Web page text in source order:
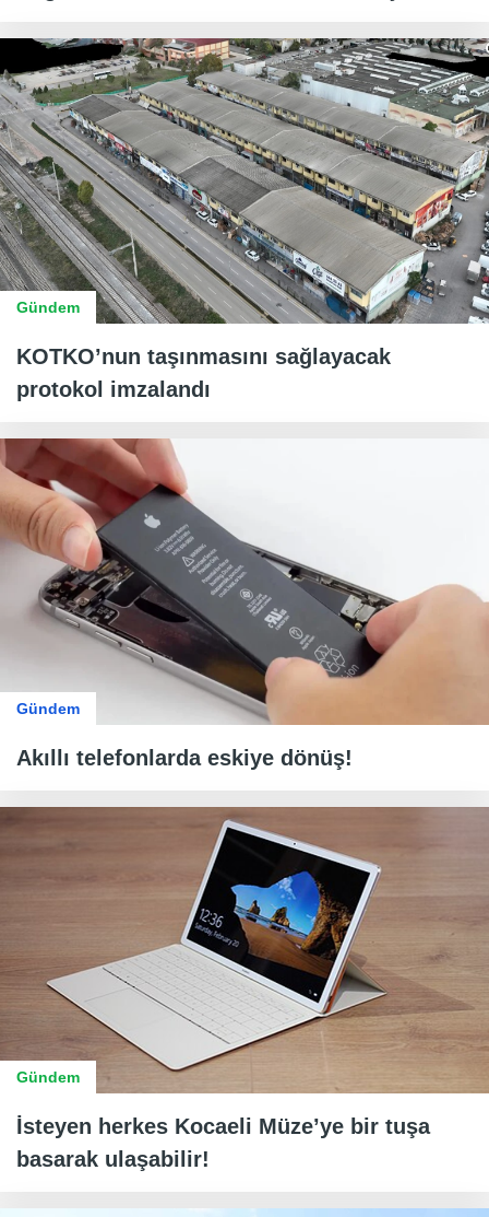
Gündem
KOTKO’nun taşınmasını sağlayacak
protokol imzalandı
Gündem
Akıllı telefonlarda eskiye dönüş!
Gündem
İsteyen herkes Kocaeli Müze’ye bir tuşa
basarak ulaşabilir!